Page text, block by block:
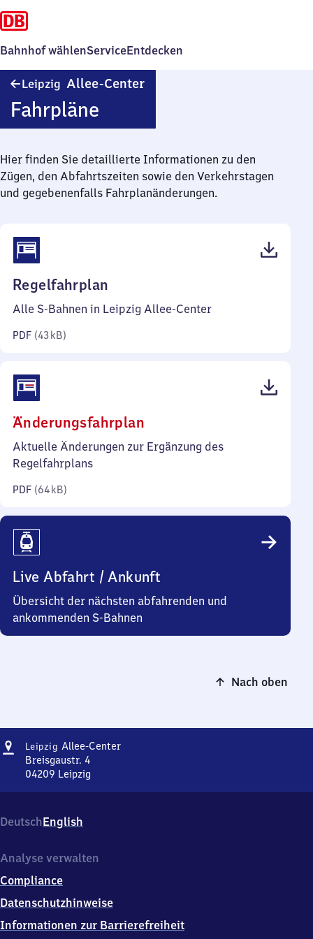
Bahnhof wählenServiceEntdecken
Leipzig Allee-Center
Fahrpläne
Hier finden Sie detaillierte Informationen zu den
Zügen, den Abfahrtszeiten sowie den Verkehrstagen
und gegebenenfalls Fahrplanänderungen.
Regelfahrplan
43
Alle S-Bahnen in Leipzig Allee-Center
PDF (43 kB)
Änderungsfahrplan
64
Aktuelle Änderungen zur Ergänzung des
Regelfahrplans
PDF (64 kB)
Live Abfahrt / Ankunft
Übersicht der nächsten abfahrenden und
ankommenden S-Bahnen
Nach oben
Adresse
Leipzig Allee-CenterLeipzig
Breisgaustr. 4
04209 Leipzig
Center,
Breisgaustr.
0
2
0
Leipzig
DeutschEnglish
Analyse verwalten
Compliance
Datenschutzhinweise
Informationen zur Barrierefreiheit